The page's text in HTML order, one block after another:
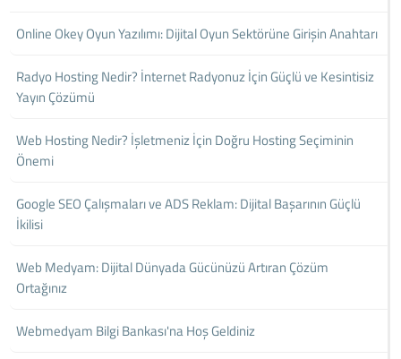
Online Okey Oyun Yazılımı: Dijital Oyun Sektörüne Girişin Anahtarı
Radyo Hosting Nedir? İnternet Radyonuz İçin Güçlü ve Kesintisiz
Yayın Çözümü
Web Hosting Nedir? İşletmeniz İçin Doğru Hosting Seçiminin
Önemi
Google SEO Çalışmaları ve ADS Reklam: Dijital Başarının Güçlü
İkilisi
Web Medyam: Dijital Dünyada Gücünüzü Artıran Çözüm
Ortağınız
Webmedyam Bilgi Bankası'na Hoş Geldiniz